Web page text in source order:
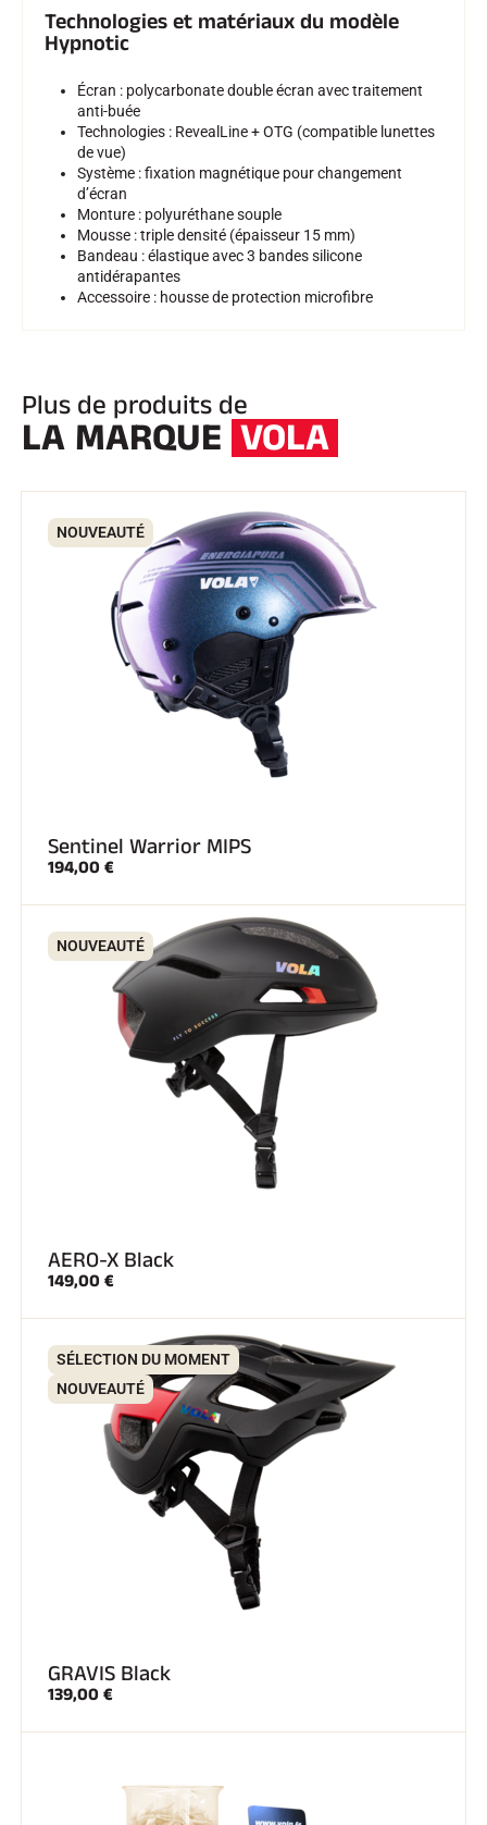
Technologies et matériaux du modèle
Hypnotic
Écran : polycarbonate double écran avec traitement
anti-buée
Technologies : RevealLine + OTG (compatible lunettes
de vue)
Système : fixation magnétique pour changement
d’écran
Monture : polyuréthane souple
Mousse : triple densité (épaisseur 15 mm)
Bandeau : élastique avec 3 bandes silicone
antidérapantes
Accessoire : housse de protection microfibre
Plus de produits de
LA MARQUE VOLA
NOUVEAUTÉ
Sentinel Warrior MIPS
194,00 €
NOUVEAUTÉ
AERO-X Black
149,00 €
SÉLECTION DU MOMENT
NOUVEAUTÉ
GRAVIS Black
139,00 €